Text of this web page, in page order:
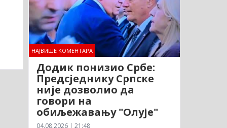
НАЈВИШЕ КОМЕНТАРА
Додик понизио Србе:
Предсједнику Српске
није дозволио да
говори на
обиљежавању "Олује"
04.08.2026 | 21:48